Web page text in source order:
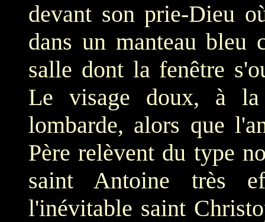
devant son prie-Dieu
dans un manteau bleu
salle dont la fenêtre
Le visage doux, à
lombarde, alors que
Père relèvent du type
saint Antoine très
l'inévitable saint